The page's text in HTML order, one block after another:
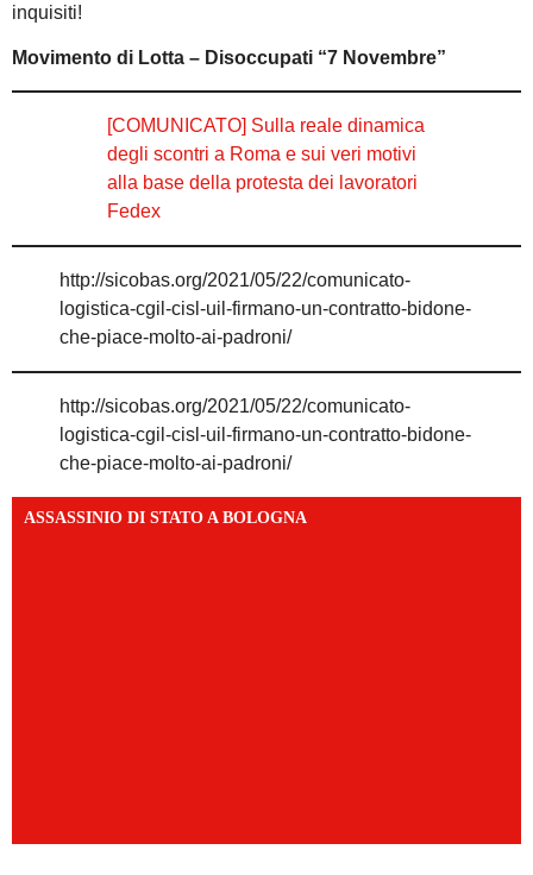
inquisiti!
Movimento di Lotta – Disoccupati “7 Novembre”
[COMUNICATO] Sulla reale dinamica
degli scontri a Roma e sui veri motivi
alla base della protesta dei lavoratori
Fedex
http://sicobas.org/2021/05/22/comunicato-
logistica-cgil-cisl-uil-firmano-un-contratto-bidone-
che-piace-molto-ai-padroni/
http://sicobas.org/2021/05/22/comunicato-
logistica-cgil-cisl-uil-firmano-un-contratto-bidone-
che-piace-molto-ai-padroni/
ASSASSINIO DI STATO A BOLOGNA